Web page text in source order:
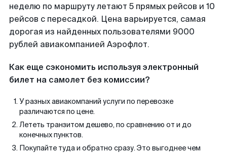
неделю по маршруту летают 5 прямых рейсов и 10
рейсов с пересадкой. Цена варьируется, самая
дорогая из найденных пользователями 9000
рублей авиакомпанией Аэрофлот.
Как еще сэкономить используя электронный
билет на самолет без комиссии?
У разных авиакомпаний услуги по перевозке
различаются по цене.
Лететь транзитом дешево, по сравнению от и до
конечных пунктов.
Покупайте туда и обратно сразу. Это выгоднее чем